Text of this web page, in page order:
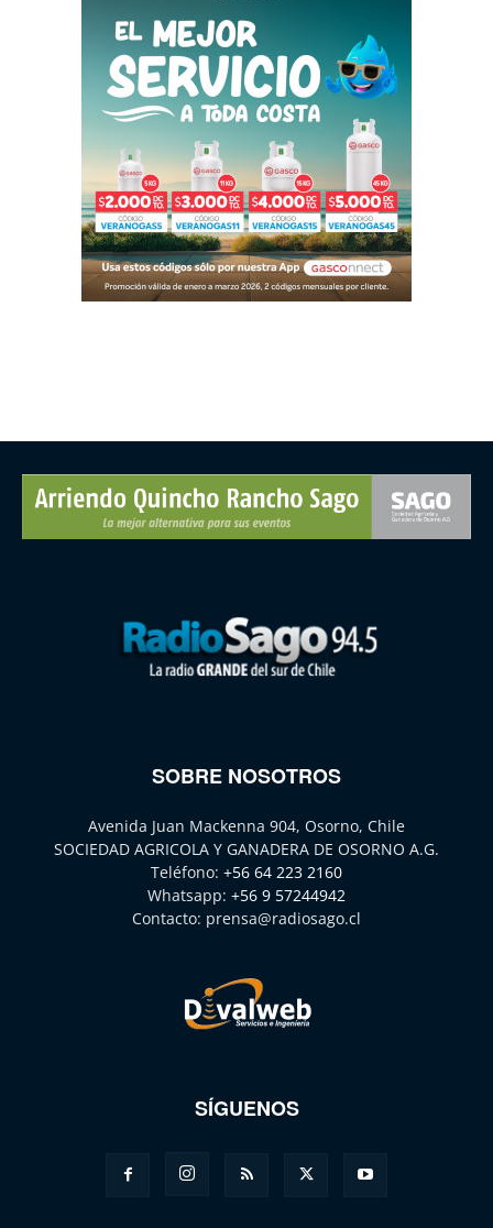
SOBRE NOSOTROS
Avenida Juan Mackenna 904, Osorno, Chile
SOCIEDAD AGRICOLA Y GANADERA DE OSORNO A.G.
Teléfono: +56 64 223 2160
Whatsapp: +56 9 57244942
Contacto: prensa@radiosago.cl
SÍGUENOS